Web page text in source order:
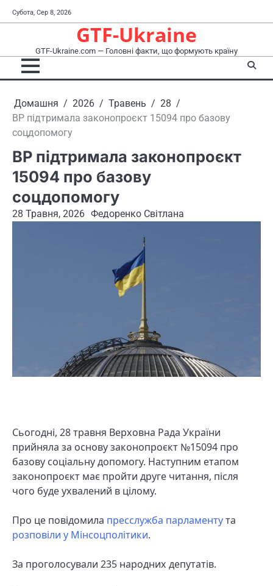
Перейти
до
Субота, Сер 8, 2026
GTF-Ukraine
GTF-Ukraine.com — Головні факти, що формують країну
Домашня 2026 Травень
28
ВР підтримала законопроєкт 15094 про базову
соцдопомогу
ВР підтримала законопроєкт
15094 про базову
соцдопомогу
28 Травня, 2026 Федоренко Світлана
Сьогодні, 28 травня Верховна Рада України
прийняла за основу законопроєкт №15094 про
базову соціальну допомогу. Наступним етапом
законопроєкт має пройти друге читання, після
чого буде ухвалений в цілому.
Про це повідомила пресслужба парламентута
розповіли у Мінсоцполітики.
За проголосували 235 народних депутатів.